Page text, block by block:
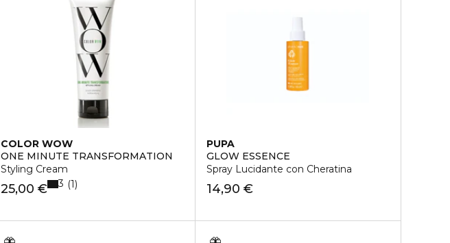
COLOR WOW
ONE MINUTE TRANSFORMATION
Styling Cream
25,00 € 3 1
PUPA
GLOW ESSENCE
Spray Lucidante con Cheratina
14,90 €